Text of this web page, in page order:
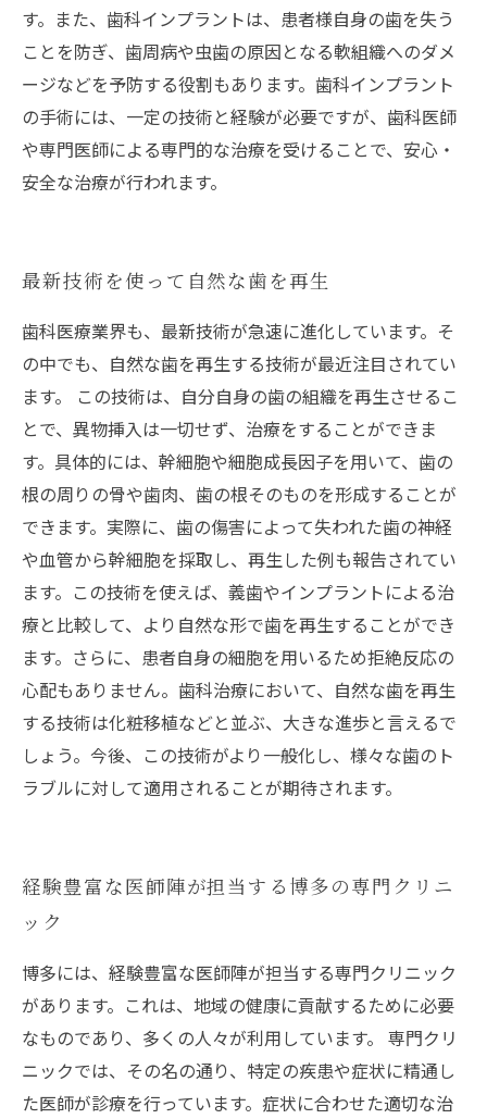
す。また、歯科インプラントは、患者様自身の歯を失う
ことを防ぎ、歯周病や虫歯の原因となる軟組織へのダメ
ージなどを予防する役割もあります。歯科インプラント
の手術には、一定の技術と経験が必要ですが、歯科医師
や専門医師による専門的な治療を受けることで、安心・
安全な治療が行われます。
最新技術を使って自然な歯を再生
歯科医療業界も、最新技術が急速に進化しています。そ
の中でも、自然な歯を再生する技術が最近注目されてい
ます。 この技術は、自分自身の歯の組織を再生させるこ
とで、異物挿入は一切せず、治療をすることができま
す。具体的には、幹細胞や細胞成長因子を用いて、歯の
根の周りの骨や歯肉、歯の根そのものを形成することが
できます。実際に、歯の傷害によって失われた歯の神経
や血管から幹細胞を採取し、再生した例も報告されてい
ます。この技術を使えば、義歯やインプラントによる治
療と比較して、より自然な形で歯を再生することができ
ます。さらに、患者自身の細胞を用いるため拒絶反応の
心配もありません。歯科治療において、自然な歯を再生
する技術は化粧移植などと並ぶ、大きな進歩と言えるで
しょう。今後、この技術がより一般化し、様々な歯のト
ラブルに対して適用されることが期待されます。
経験豊富な医師陣が担当する博多の専門クリニ
ック
博多には、経験豊富な医師陣が担当する専門クリニック
があります。これは、地域の健康に貢献するために必要
なものであり、多くの人々が利用しています。 専門クリ
ニックでは、その名の通り、特定の疾患や症状に精通し
た医師が診療を行っています。症状に合わせた適切な治